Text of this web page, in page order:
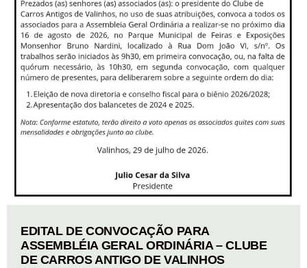
EDITAL DE CONVOCAÇÃO PARA
ASSEMBLÉIA GERAL ORDINÁRIA – CLUBE
DE CARROS ANTIGO DE VALINHOS